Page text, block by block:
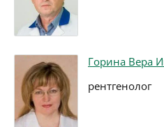
Горина Вера
рентгенолог